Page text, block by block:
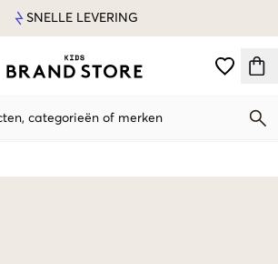
SNELLE LEVERING
categorieën of merken